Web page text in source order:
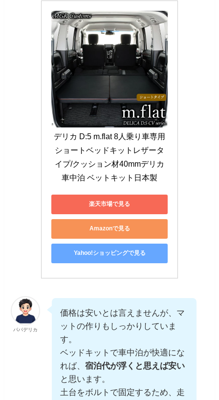
デリカ D:5 m.flat 8人乗り車専用
ショートベッドキットレザータ
イプ/クッション材40mmデリカ
車中泊 ベットキット日本製
楽天市場で見る
Amazonで見る
Yahoo!ショッピングで見る
パパデリカ
価格は安いとは言えませんが、マ
ットの作りもしっかりしていま
す。
ベッドキットで車中泊が快適にな
れば、宿泊代が浮くと思えば安い
と思います。
土台をボルトで固定するため、走